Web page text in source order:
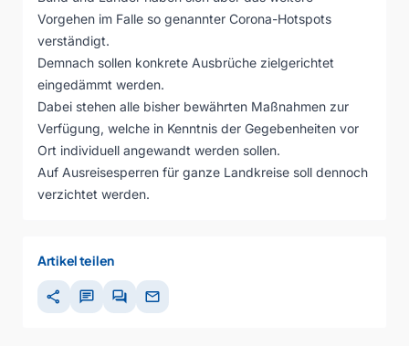
Vorgehen im Falle so genannter Corona-Hotspots
verständigt.
Demnach sollen konkrete Ausbrüche zielgerichtet
eingedämmt werden.
Dabei stehen alle bisher bewährten Maßnahmen zur
Verfügung, welche in Kenntnis der Gegebenheiten vor
Ort individuell angewandt werden sollen.
Auf Ausreisesperren für ganze Landkreise soll dennoch
verzichtet werden.
Artikel teilen
share chat forum mail